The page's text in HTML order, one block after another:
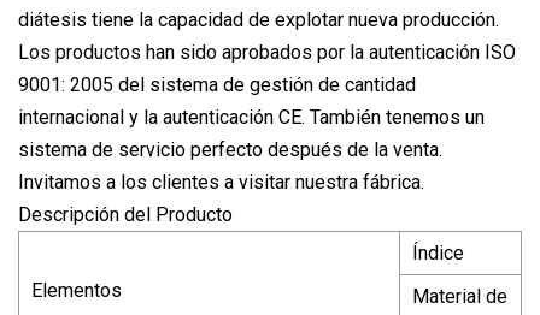
diátesis tiene la capacidad de explotar nueva producción.
Los productos han sido aprobados por la autenticación ISO
9001: 2005 del sistema de gestión de cantidad
internacional y la autenticación CE. También tenemos un
sistema de servicio perfecto después de la venta.
Invitamos a los clientes a visitar nuestra fábrica.
Descripción del Producto
Elementos
Índice
Material de